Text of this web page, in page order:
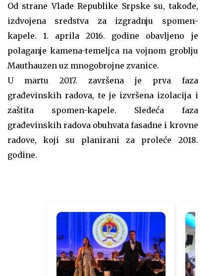
Od strane Vlade Republike Srpske su, takođe,
izdvojena sredstva za izgradnju spomen-
kapele. 1. aprila 2016. godine obavljeno je
polaganje kamena-temeljca na vojnom groblju
Mauthauzen uz mnogobrojne zvanice.
U martu 2017. završena je prva faza
građevinskih radova, te je izvršena izolacija i
zaštita spomen-kapele. Sledeća faza
građevinskih radova obuhvata fasadne i krovne
radove, koji su planirani za proleće 2018.
godine.